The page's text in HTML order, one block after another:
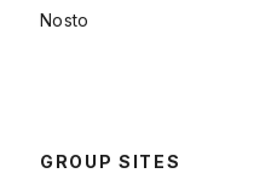
Nosto
GROUP SITES